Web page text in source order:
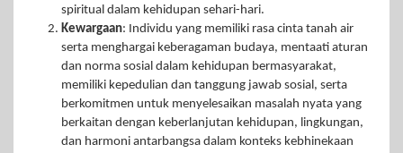
spiritual dalam kehidupan sehari-hari.
Kewargaan: Individu yang memiliki rasa cinta tanah air
serta menghargai keberagaman budaya, mentaati aturan
dan norma sosial dalam kehidupan bermasyarakat,
memiliki kepedulian dan tanggung jawab sosial, serta
berkomitmen untuk menyelesaikan masalah nyata yang
berkaitan dengan keberlanjutan kehidupan, lingkungan,
dan harmoni antarbangsa dalam konteks kebhinekaan